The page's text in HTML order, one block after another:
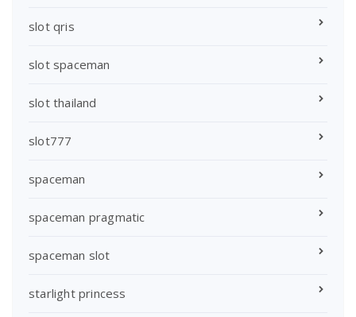
slot qris
slot spaceman
slot thailand
slot777
spaceman
spaceman pragmatic
spaceman slot
starlight princess